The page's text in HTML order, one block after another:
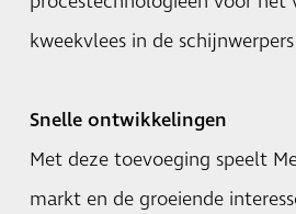
kweekvlees in de
Snelle ontwikkelingen
Met deze toevoeging speelt
markt en de groeiende